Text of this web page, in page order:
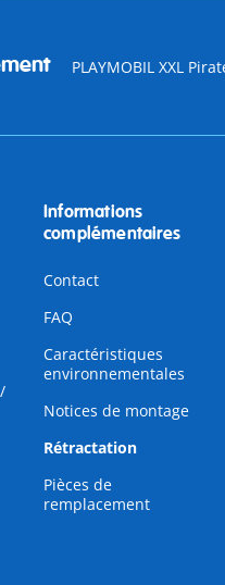
PLAYMOBIL XXL
Informations
complémentaires
Contact
FAQ
Caractéristiques
environnementales
Notices de montage
Rétractation
Pièces de
remplacement